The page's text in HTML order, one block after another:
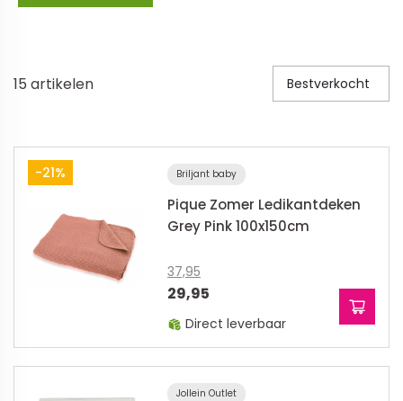
Veiligheid buiten de deur
Kinderstoelen
Kinderstoelen
Kindermeubels
Accessoires
15 artikelen Bestverkocht
-21% Briljant baby
Pique Zomer Ledikantdeken
Grey Pink 100x150cm
37,95
29,95
Direct leverbaar
Jollein Outlet